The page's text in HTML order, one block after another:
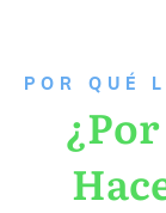
P OR QUÉ